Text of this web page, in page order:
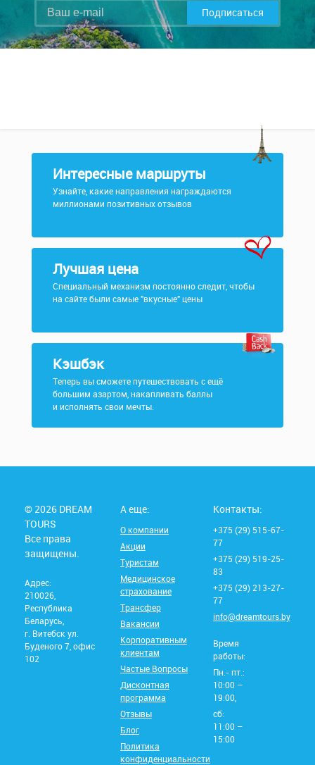
Подписаться
Интересные маршруты
Узнайте, какие направления награждаются
миллионами позитивных отзывов
Лучшая цена
Специальный механизм постоянно следит, чтобы
на сайте были самые "вкусные" цены
Кэшбэк
Теперь вы сможете путешествовать с ещё
большим азартом, накапливать баллы
и исполнять свои мечты.
© 2026 DREAM
TOURS
Все права
защищены.
Адрес:
210026,
Республика
Беларусь,
г. Витебск ул.
Буденого 7, офис
102
А еще:
О компании
Акции
Туристам
Медицинское
страхование
Трансфер
Вакансии
Корпоративным
клиентам
Частые Вопросы
Дисконтная
программа
Отзывы
Блог
Политика
конфиденциальности
Контакты:
+375 (29) 515-67-
77
+375 (29) 519-25-
83
+375 (29) 213-27-
77
info@dreamtours.by
Время
работы:
Пн.- пт.:
10:00 –
19:00,
сб:
11:00 –
15:00